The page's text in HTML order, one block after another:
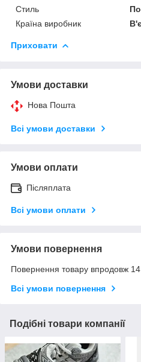
Стиль
Країна виробник
Приховати
Умови доставки
Нова Пошта
Всі умови доставки
Умови оплати
Післяплата
Всі умови оплати
Умови повернення
Повернення товару впродовж 14
Всі умови повернення
Подібні товари компанії